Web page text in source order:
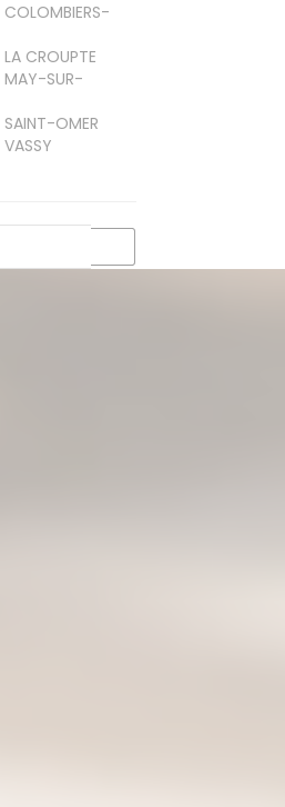
COLOMBIERS-
LA CROUPTE
MAY-SUR-
SAINT-OMER
VASSY